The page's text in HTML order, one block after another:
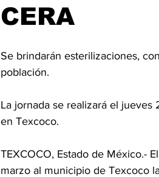
CERA
Se brindarán esterilizaciones,
población.
La jornada se realizará el
en Texcoco.
TEXCOCO, Estado de México.-
marzo al municipio de Texcoco